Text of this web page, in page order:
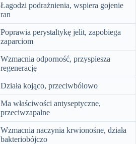
Łagodzi podrażnienia, wspiera gojenie
ran
Poprawia perystaltykę jelit, zapobiega
zaparciom
Wzmacnia odporność, przyspiesza
regenerację
Działa kojąco, przeciwbólowo
Ma właściwości antyseptyczne,
przeciwzapalne
Wzmacnia naczynia krwionośne, działa
bakteriobójczo